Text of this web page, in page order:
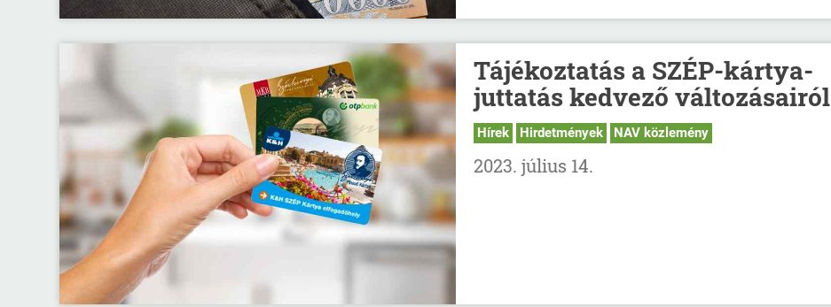
Tájékoztatás a SZÉP-kártya-
juttatás kedvező változásairól
Hírek Hirdetmények NAV közlemény
2023. július 14.